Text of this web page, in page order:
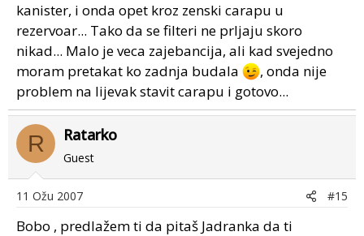
kanister, i onda opet kroz zenski carapu u
rezervoar... Tako da se filteri ne prljaju skoro
nikad... Malo je veca zajebancija, ali kad svejedno
moram pretakat ko zadnja budala
, onda nije
problem na lijevak stavit carapu i gotovo...
R Ratarko
Guest
11 Ožu 2007 #15
Bobo , predlažem ti da pitaš Jadranka da ti